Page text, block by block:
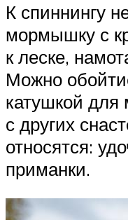
К спиннингу
мормышку с
к леске,
Можно
катушкой
с других
относятся:
приманки.